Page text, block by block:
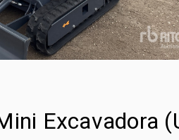
Excavadora